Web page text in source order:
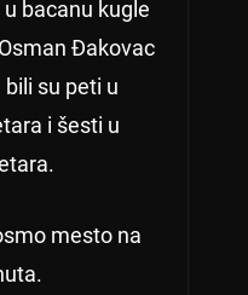
bacanu kugle
Đakovac
su peti u
i šesti u
mesto na